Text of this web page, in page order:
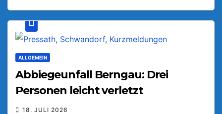
ALLGEMEIN
Abbiegeunfall Berngau: Drei
Personen leicht verletzt
18. JULI 2026